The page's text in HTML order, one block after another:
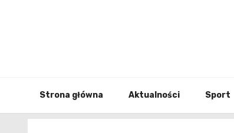
Strona główna Aktualności Sport